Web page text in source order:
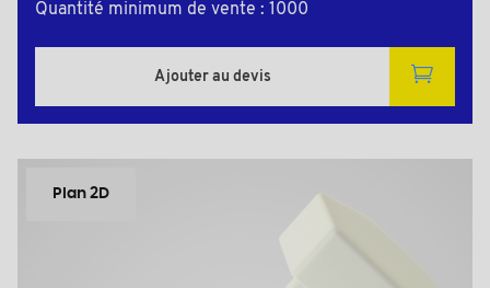
Quantité minimum de vente : 1000
Ajouter au devis
Plan 2D